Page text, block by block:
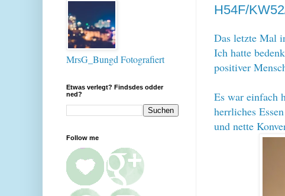
H54F/
Das letzte Mal
Ich hatte
positiver
Es war einfach
herrliches
und nette
MrsG_Bungd Fotografiert
Etwas verlegt? Findsdes odder
ned?
Follow me